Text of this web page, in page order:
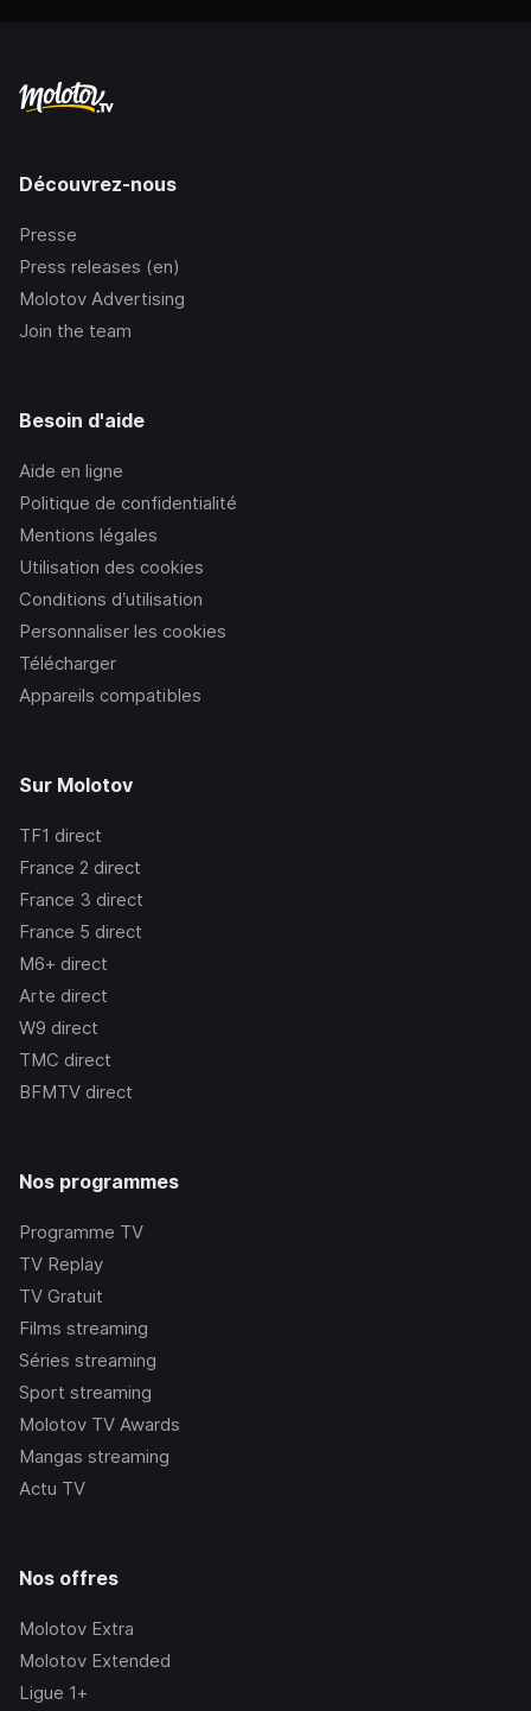
Découvrez-nous
Presse
Press releases (en)
Molotov Advertising
Join the team
Besoin d'aide
Aide en ligne
Politique de confidentialité
Mentions légales
Utilisation des cookies
Conditions d’utilisation
Personnaliser les cookies
Télécharger
Appareils compatibles
Sur Molotov
TF1 direct
France 2 direct
France 3 direct
France 5 direct
M6+ direct
Arte direct
W9 direct
TMC direct
BFMTV direct
Nos programmes
Programme TV
TV Replay
TV Gratuit
Films streaming
Séries streaming
Sport streaming
Molotov TV Awards
Mangas streaming
Actu TV
Nos offres
Molotov Extra
Molotov Extended
Ligue 1+